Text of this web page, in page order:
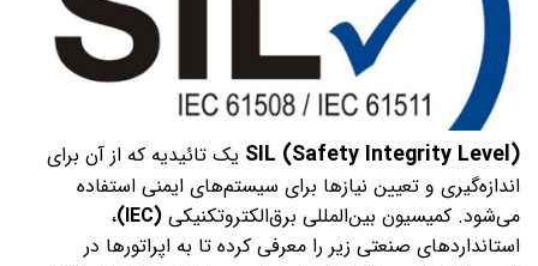
SIL (Safety Integrity Level)
یک تائیدیه که از آن برای
اندازه‌گیری و تعیین نیازها برای سیستم‌های ایمنی استفاده
می‌شود. کمیسیون بین‌المللی برق‌الکتروتکنیکی (IEC)
،
استانداردهای صنعتی زیر را معرفی کرده تا به اپراتورها در